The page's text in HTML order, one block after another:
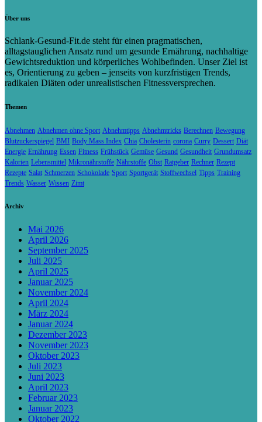
Über uns
Schlank-Gesund-Fit.de steht für einen pragmatischen,
alltagstauglichen Ansatz rund um gesunde Ernährung, nachhaltige
Gewichtsreduktion und körperliches Wohlbefinden. Unser Ziel ist
es, Orientierung zu geben – jenseits von kurzfristigen Trends,
radikalen Diäten oder unrealistischen Fitnessversprechen.
Themen
Abnehmen Abnehmen ohne Sport Abnehmtipps Abnehmtricks Berechnen Bewegung
Blutzuckerspiegel BMI Body Mass Index Chia Cholesterin corona Curry Dessert Diät
Energie Ernährung Essen Fitness Frühstück Gemüse Gesund Gesundheit Grundumsatz
Kalorien Lebensmittel Mikronährstoffe Nährstoffe Obst Ratgeber Rechner Rezept
Rezepte Salat Schmerzen Schokolade Sport Sportgerät Stoffwechsel Tipps Training
Trends Wasser Wissen Zimt
Archiv
Mai 2026
April 2026
September 2025
Juli 2025
April 2025
Januar 2025
November 2024
April 2024
März 2024
Januar 2024
Dezember 2023
November 2023
Oktober 2023
Juli 2023
Juni 2023
April 2023
Februar 2023
Januar 2023
Oktober 2022